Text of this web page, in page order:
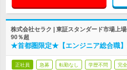
株式会社セラク | 東証スタンダード市場上
90％超
★首都圏限定★【エンジニア総合職】
正社員 急募 転勤なし 学歴不問 完